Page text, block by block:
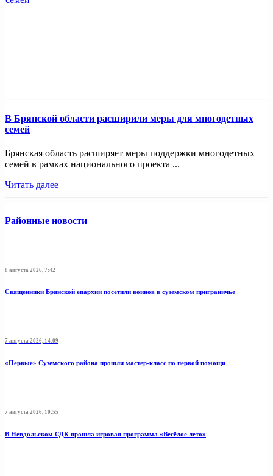
В Брянской области расширили меры для многодетных
семей
Брянская область расширяет меры поддержки многодетных
семей в рамках национального проекта ...
Читать далее
Районные новости
8 августа 2026, 7:42
Священники Брянской епархии посетили воинов в суземском приграничье
7 августа 2026, 14:09
«Первые» Суземского района прошли мастер-класс по первой помощи
7 августа 2026, 10:55
В Невдольском СДК прошла игровая программа «Весёлое лето»